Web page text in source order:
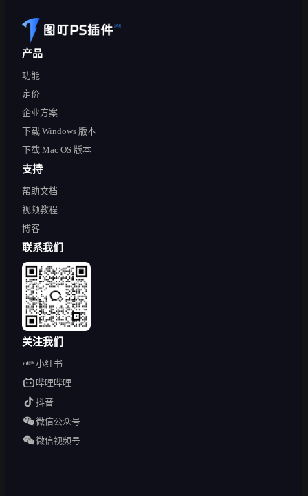
产品
功能
定价
企业方案
下载 Windows 版本
下载 Mac OS 版本
支持
帮助文档
视频教程
博客
联系我们
关注我们
小红书
哔哩哔哩
抖音
微信公众号
微信视频号